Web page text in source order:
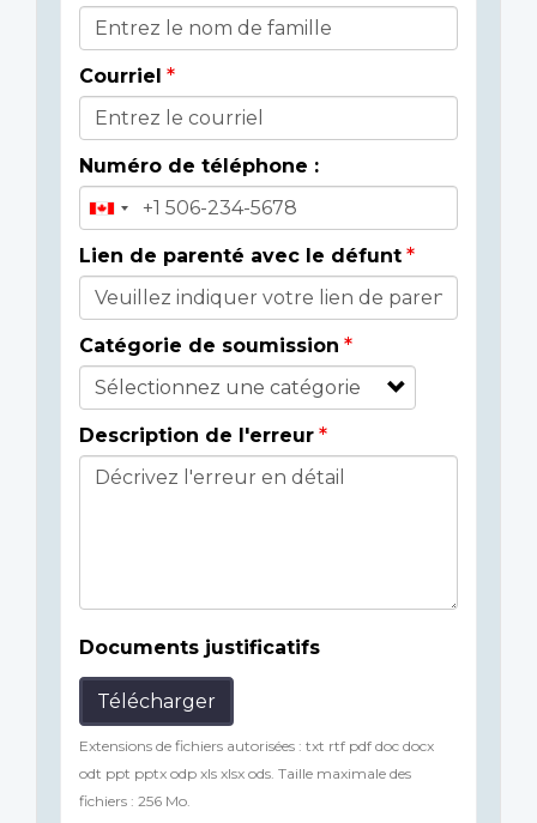
Courriel
Numéro de téléphone :
Lien de parenté avec le défunt
Catégorie de soumission
Description de l'erreur
Documents justificatifs
Télécharger
Extensions de fichiers autorisées : txt rtf pdf doc docx
odt ppt pptx odp xls xlsx ods. Taille maximale des
fichiers : 256 Mo.